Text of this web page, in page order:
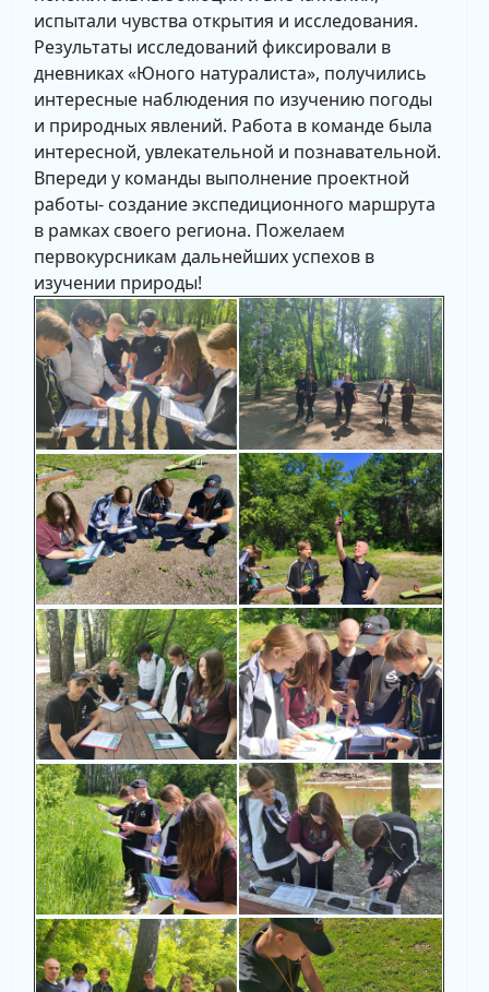
испытали чувства открытия и исследования.
Результаты исследований фиксировали в
дневниках «Юного натуралиста», получились
интересные наблюдения по изучению погоды
и природных явлений. Работа в команде была
интересной, увлекательной и познавательной.
Впереди у команды выполнение проектной
работы- создание экспедиционного маршрута
в рамках своего региона. Пожелаем
первокурсникам дальнейших успехов в
изучении природы!